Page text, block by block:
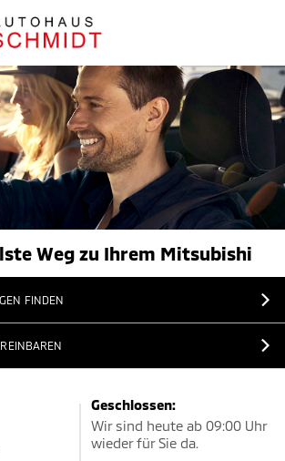
Weg zu Ihrem Mitsubishi
FINDEN
Geschlossen:
Wir sind heute ab 09:00 Uhr
wieder für Sie da.